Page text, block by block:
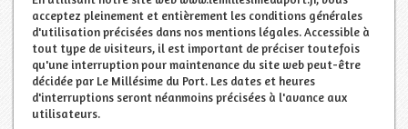
acceptez pleinement et entièrement les conditions générales
d'utilisation précisées dans nos mentions légales. Accessible à
tout type de visiteurs, il est important de préciser toutefois
qu'une interruption pour maintenance du site web peut-être
décidée par Le Millésime du Port. Les dates et heures
d'interruptions seront néanmoins précisées à l'avance aux
utilisateurs.